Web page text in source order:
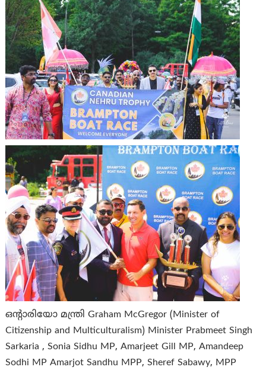
ഒന്‍റാരിയോ മന്ത്രി Graham McGregor (Minister of
Citizenship and Multiculturalism) Minister Prabmeet Singh
Sarkaria , Sonia Sidhu MP, Amarjeet Gill MP, Amandeep
Sodhi MP Amarjot Sandhu MPP, Sheref Sabawy, MPP